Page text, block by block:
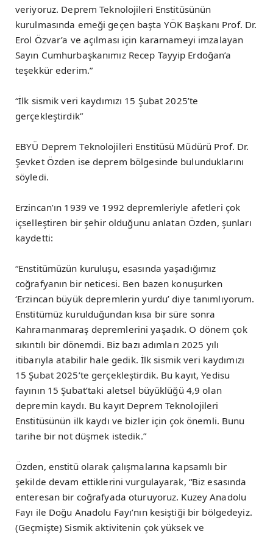
veriyoruz. Deprem Teknolojileri Enstitüsünün
kurulmasında emeği geçen başta YÖK Başkanı Prof. ​Dr.
Erol Özvar’a ve açılması için kararnameyi imzalayan
Sayın Cumhurbaşkanımız Recep Tayyip Erdoğan’a
teşekkür ederim.”
“İlk sismik veri kaydımızı 15 Şubat 2025’te
gerçekleştirdik”
EBYÜ Deprem Teknolojileri Enstitüsü Müdürü Prof. Dr.
Şevket Özden ise deprem bölgesinde bulunduklarını
söyledi.
Erzincan’ın 1939 ve 1992 depremleriyle afetleri çok
içselleştiren bir şehir olduğunu anlatan Özden, şunları
kaydetti:
“Enstitümüzün kuruluşu, esasında yaşadığımız
coğrafyanın bir neticesi. Ben bazen konuşurken
‘Erzincan büyük depremlerin yurdu’ diye tanımlıyorum.
Enstitümüz kurulduğundan kısa bir süre sonra
Kahramanmaraş depremlerini yaşadık. O dönem çok
sıkıntılı bir dönemdi. Biz bazı adımları 2025 yılı
itibarıyla atabilir hale gedik. İlk sismik veri kaydımızı
15 Şubat 2025’te gerçekleştirdik. Bu kayıt, Yedisu
fayının 15 Şubat’taki aletsel büyüklüğü 4,9 olan
depremin kaydı. Bu kayıt Deprem Teknolojileri
Enstitüsünün ilk kaydı ve bizler için çok önemli. Bunu
tarihe bir not düşmek istedik.”
Özden, enstitü olarak çalışmalarına kapsamlı bir
şekilde devam ettiklerini vurgulayarak, “Biz esasında
enteresan bir coğrafyada oturuyoruz. Kuzey Anadolu
Fayı ile Doğu Anadolu Fayı’nın kesiştiği bir bölgedeyiz.
(Geçmişte) Sismik aktivitenin çok yüksek ve